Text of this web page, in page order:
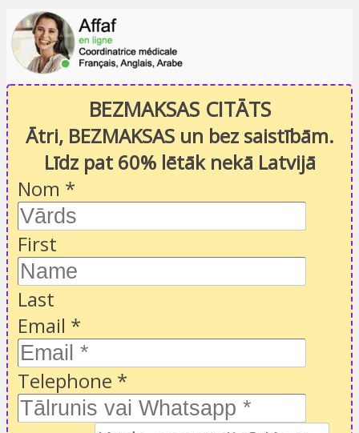
BEZMAKSAS CITĀTS
Ātri, BEZMAKSAS un bez saistībām.
Līdz pat 60% lētāk nekā Latvijā
Nom *
First
Last
Email *
Telephone *